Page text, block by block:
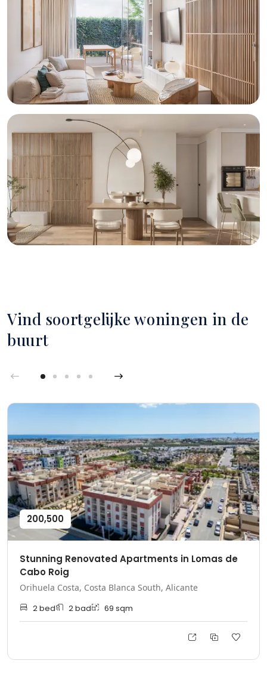
Vind soortgelijke woningen in de
buurt
200,500
Stunning Renovated Apartments in Lomas de
Cabo Roig
Orihuela Costa, Costa Blanca South, Alicante
2bed 2bad 69 sqm